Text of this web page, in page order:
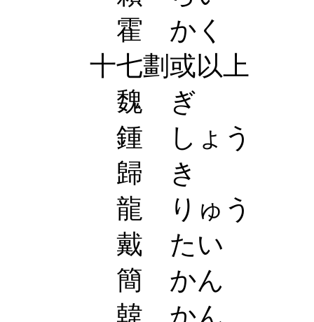
霍 かく
十七劃或以上
魏 ぎ
鍾 しょう
歸 き
龍 りゅう
戴 たい
簡 かん
韓 かん